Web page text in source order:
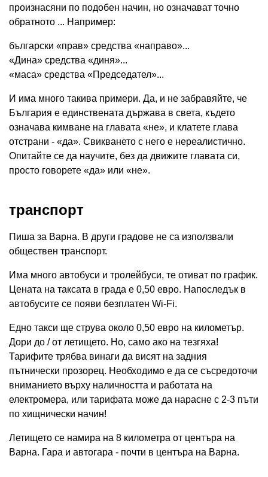
произнасяни по подобен начин, но означават точно
обратното ... Например:
български «прав» средства «направо»...
«Дина» средства «диня»...
«маса» средства «Председател»...
И има много такива примери. Да, и не забравяйте, че
България е единствената държава в света, където
означава кимване на главата «не», и клатете глава
отстрани - «да». Свикването с него е нереалистично.
Опитайте се да научите, без да движите главата си,
просто говорете «да» или «не».
транспорт
Пиша за Варна. В други градове не са използвали
обществен транспорт.
Има много автобуси и тролейбуси, те отиват по график.
Цената на таксата в града е 0,50 евро. Напоследък в
автобусите се появи безплатен Wi-Fi.
Едно такси ще струва около 0,50 евро на километър.
Дори до / от летището. Но, само ако на тезгяха!
Тарифите трябва винаги да висят на задния
пътнически прозорец. Необходимо е да се съсредоточи
вниманието върху наличността и работата на
електромера, или тарифата може да нарасне с 2-3 пъти
по хищнически начин!
Летището се намира на 8 километра от центъра на
Варна. Гара и автогара - почти в центъра на Варна.